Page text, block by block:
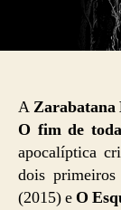
AZarabatana
O fim de
apocalíptica
dois primeiros
(2015) e O